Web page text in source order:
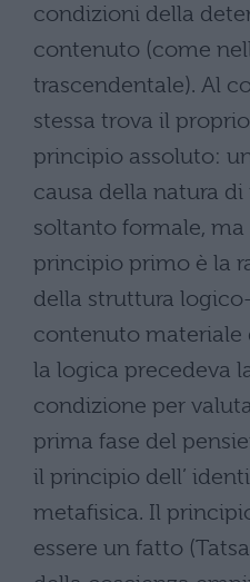
condizioni della
contenuto (come
trascendentale). Al
stessa trova il
principio assoluto:
causa della natura
soltanto formale, ma
principio primo è la
della struttura
contenuto materiale
la logica precedeva
condizione per
prima fase del
il principio dell’
metafisica. Il
essere un fatto